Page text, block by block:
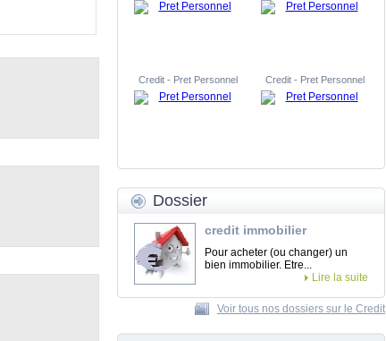
Credit - Pret Personnel Credit - Pret Personnel
Dossier
credit immobilier
Pour acheter (ou changer) un
bien immobilier. Etre...
Lire la suite
Voir tous nos dossiers sur le Credit